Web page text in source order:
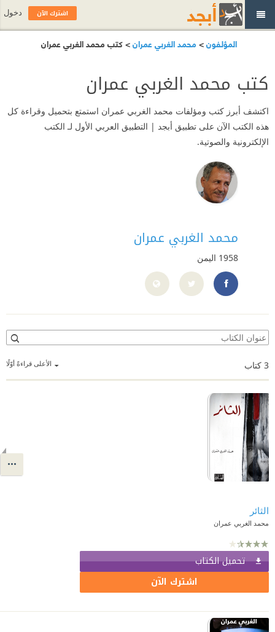
المؤلفون> محمد الغربي عمران> كتب محمد الغربي عمران
كتب محمد الغربي عمران
اكتشف أبرز كتب ومؤلفات محمد الغربي عمران استمتع بتحميل وقراءة كل
هذه الكتب الآن على تطبيق أبجد | التطبيق العربي الأول لـ الكتب
الإلكترونية والصوتية.
محمد الغربي عمران
1958 اليمن
profile.php?id=100000195878105
الأعلى قراءةً أوّلًا 3 كتاب
الثائر
محمد الغربي عمران
تحميل الكتاب
اشترك الآن
اشترك الآن دخول